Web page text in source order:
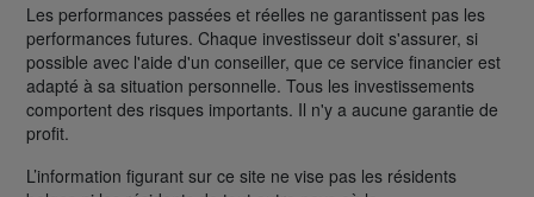
Les performances passées et réelles ne garantissent pas les
performances futures. Chaque investisseur doit s'assurer, si
possible avec l'aide d'un conseiller, que ce service financier est
adapté à sa situation personnelle. Tous les investissements
comportent des risques importants. Il n'y a aucune garantie de
profit.
L’information figurant sur ce site ne vise pas les résidents